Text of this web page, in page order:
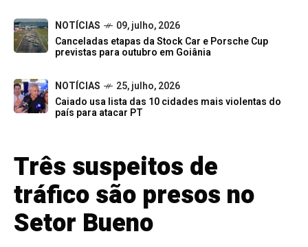
NOTÍCIAS
09, julho, 2026
Canceladas etapas da Stock Car e Porsche Cup
previstas para outubro em Goiânia
NOTÍCIAS
25, julho, 2026
Caiado usa lista das 10 cidades mais violentas do
país para atacar PT
Três suspeitos de
tráfico são presos no
Setor Bueno